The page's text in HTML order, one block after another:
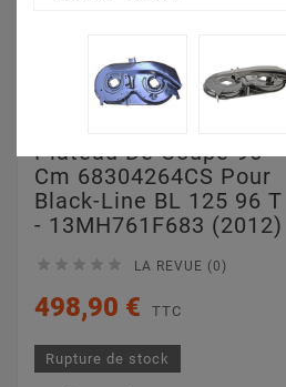
Plateau De Coupe 96
Cm 68304264CS Pour
Black-Line BL 125 96 T
- 13MH761F683 (2012)
     LA REVUE (0)
498,90 € TTC
Rupture de stock